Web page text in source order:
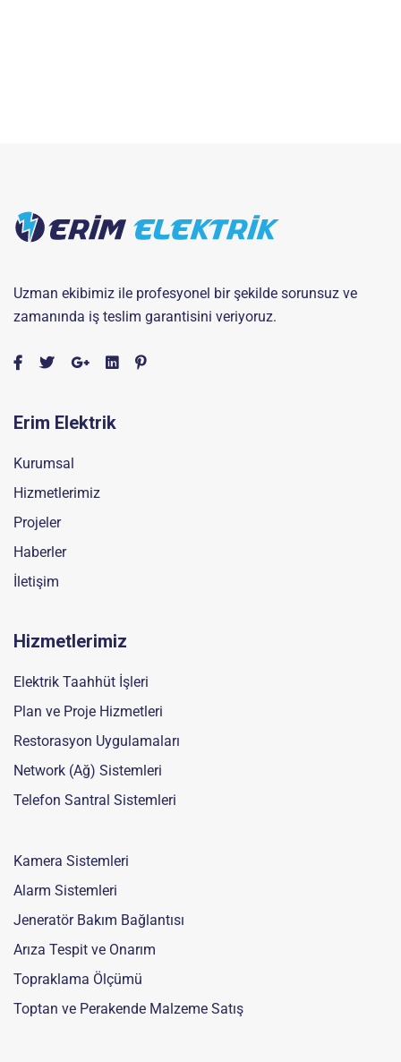
Uzman ekibimiz ile profesyonel bir şekilde sorunsuz ve
zamanında iş teslim garantisini veriyoruz.
Erim Elektrik
Kurumsal
Hizmetlerimiz
Projeler
Haberler
İletişim
Hizmetlerimiz
Elektrik Taahhüt İşleri
Plan ve Proje Hizmetleri
Restorasyon Uygulamaları
Network (Ağ) Sistemleri
Telefon Santral Sistemleri
Kamera Sistemleri
Alarm Sistemleri
Jeneratör Bakım Bağlantısı
Arıza Tespit ve Onarım
Topraklama Ölçümü
Toptan ve Perakende Malzeme Satış